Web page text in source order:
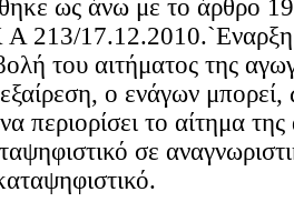
ως άνω με το άρθρο 19
213/17.12.2010.`Εναρξη
του αιτήματος της
ο ενάγων μπορεί,
περιορίσει το αίτημα
σε